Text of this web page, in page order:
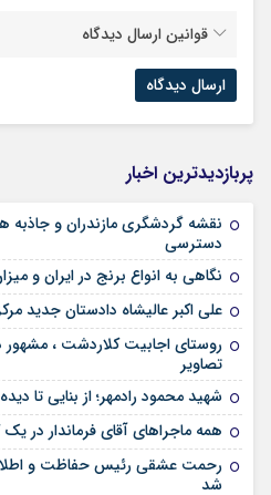
قوانین ارسال دیدگاه
پربازدیدترین اخبار
دسترسی
نگاهی به انواع برنج در ایران و
علی‌ اکبر عالیشاه دادستان جدید
روستای اجابیت کلاردشت ، مشهور
تصاویر
شهید محمود رادمهر؛ از بنایی تا
همه ماجراهای آقای فرماندار در یک
رحمت عشقی رئیس حفاظت و
شد